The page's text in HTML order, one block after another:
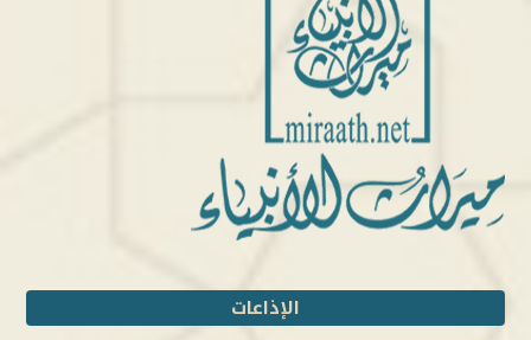
الإذاعات